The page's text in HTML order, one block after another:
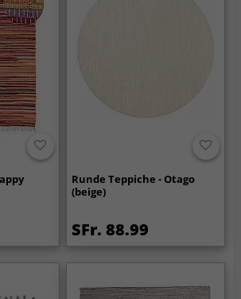
Runde Teppiche - Otago
(beige)
SFr. 88.99